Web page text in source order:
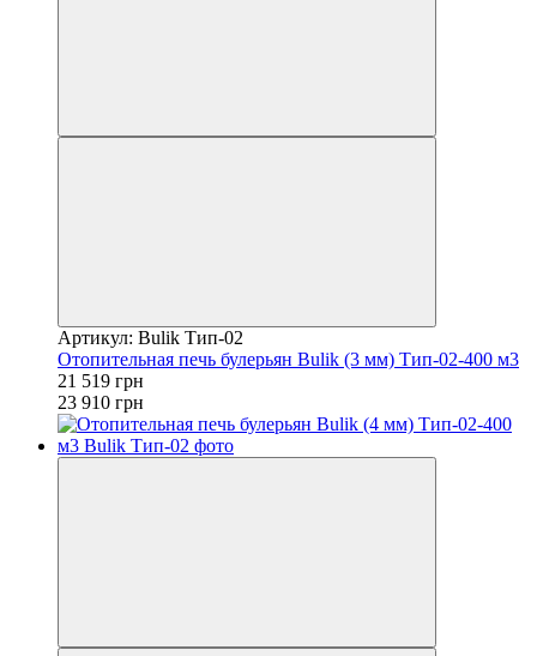
Артикул: Bulik Тип-02
Отопительная печь булерьян Bulik (3 мм) Тип-02-400 м3
21 519 грн
23 910 грн